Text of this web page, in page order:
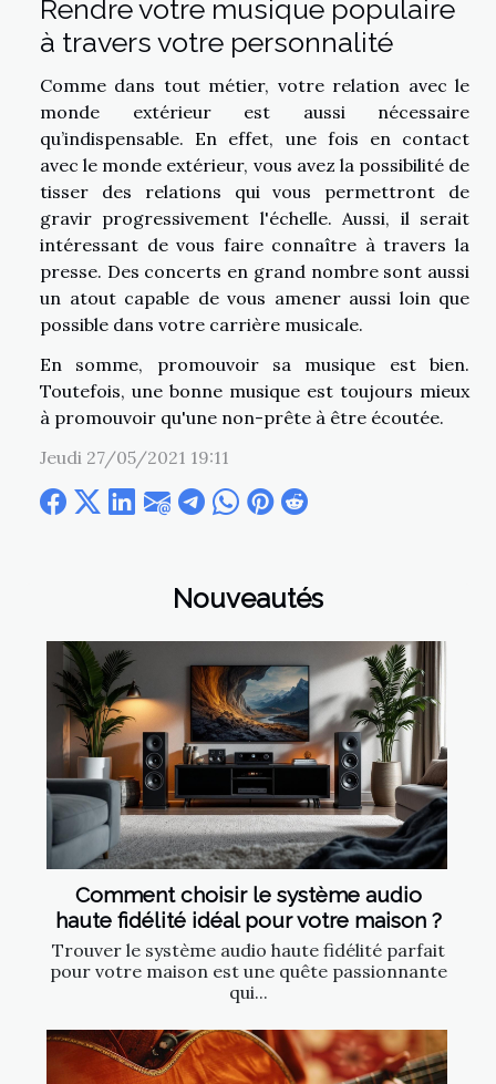
Nouveautés
Comment choisir le système audio
haute fidélité idéal pour votre maison ?
Trouver le système audio haute fidélité parfait
pour votre maison est une quête passionnante
qui...
Rendre votre musique populaire
à travers votre personnalité
Comme dans tout métier, votre relation avec le
monde extérieur est aussi nécessaire
qu’indispensable. En effet, une fois en contact
avec le monde extérieur, vous avez la possibilité de
tisser des relations qui vous permettront de
gravir progressivement l'échelle. Aussi, il serait
intéressant de vous faire connaître à travers la
presse. Des concerts en grand nombre sont aussi
un atout capable de vous amener aussi loin que
possible dans votre carrière musicale.
En somme, promouvoir sa musique est bien.
Toutefois, une bonne musique est toujours mieux
à promouvoir qu'une non-prête à être écoutée.
Jeudi 27/05/2021 19:11